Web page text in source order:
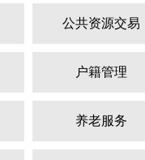
公共资源交易
户籍管理
养老服务